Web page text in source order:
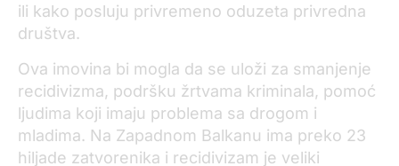
ili kako posluju privremeno oduzeta privredna
društva.
Ova imovina bi mogla da se uloži za smanjenje
recidivizma, podršku žrtvama kriminala, pomoć
ljudima koji imaju problema sa drogom i
mladima. Na Zapadnom Balkanu ima preko 23
hiljade zatvorenika i recidivizam je veliki